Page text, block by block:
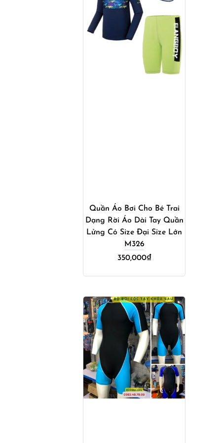
Quần Áo Bơi Cho Bé Trai
Dạng Rời Áo Dài Tay Quần
Lửng Có Size Đại Size Lớn
M326
350,000₫